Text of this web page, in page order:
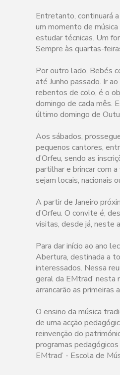
Entretanto, continuará
um momento de
estudar técnicas. Um
Sempre às quartas-
Por outro lado, Bebés
até Junho passado. Ir
rebentos de colo, é o
domingo de cada mês.
último domingo de
Aos sábados,
pequenos cantores,
d’Orfeu, sendo as
partilhar e brincar com
sejam locais, nacionais
A partir de Janeiro
d’Orfeu. O convite é,
visitas, desde já, neste
Para dar início ao ano
Abertura, destinada a
interessados. Nessa
geral da EMtrad’ nesta
arrancarão as primeiras
O ensino da música
de uma acção
reinvenção do
programas
EMtrad’ - Escola de